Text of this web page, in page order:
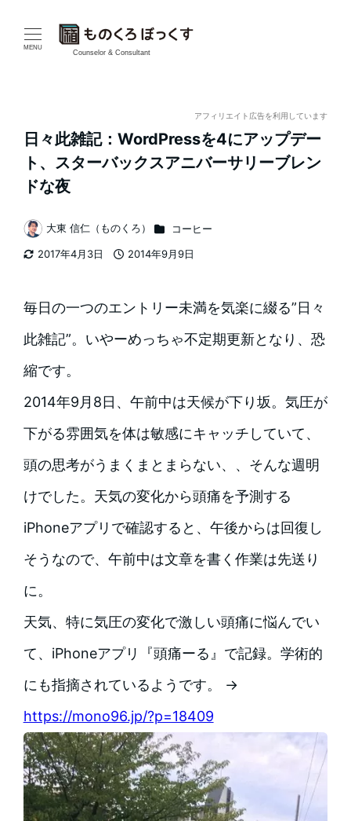
MENU
Counselor & Consultant
アフィリエイト広告を利用しています
日々此雑記：WordPressを4にアップデー
ト、スターバックスアニバーサリーブレン
ドな夜
2017年4月3日
2014年9月9日
著
者
大東 信仁（ものくろ） カテゴリー
コーヒー
毎日の一つのエントリー未満を気楽に綴る”日々
此雑記”。いやーめっちゃ不定期更新となり、恐
縮です。
2014年9月8日、午前中は天候が下り坂。気圧が
下がる雰囲気を体は敏感にキャッチしていて、
頭の思考がうまくまとまらない、、そんな週明
けでした。 天気の変化から頭痛を予測する
iPhoneアプリで確認すると、午後からは回復し
そうなので、午前中は文章を書く作業は先送り
に。
天気、特に気圧の変化で激しい頭痛に悩んでい
て、iPhoneアプリ『頭痛ーる』で記録。学術的
にも指摘されているようです。 →
https://mono96.jp/?p=18409